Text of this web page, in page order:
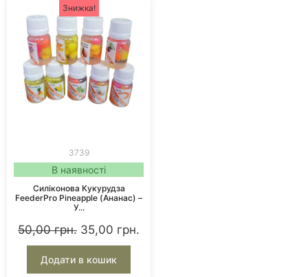
Знижка!
3739
В наявності
Силіконова Кукурудза
FeederPro Pineapple (Ананас) –
У...
50,00грн. 35,00 грн.
Додати в кошик